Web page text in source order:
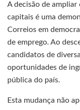
A decisão de ampliar
capitais é uma
Correios em
de emprego. Ao
candidatos de
oportunidades de
pública do país.
Esta mudança não